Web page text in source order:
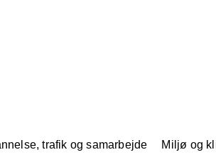
trafik og samarbejde Miljø og